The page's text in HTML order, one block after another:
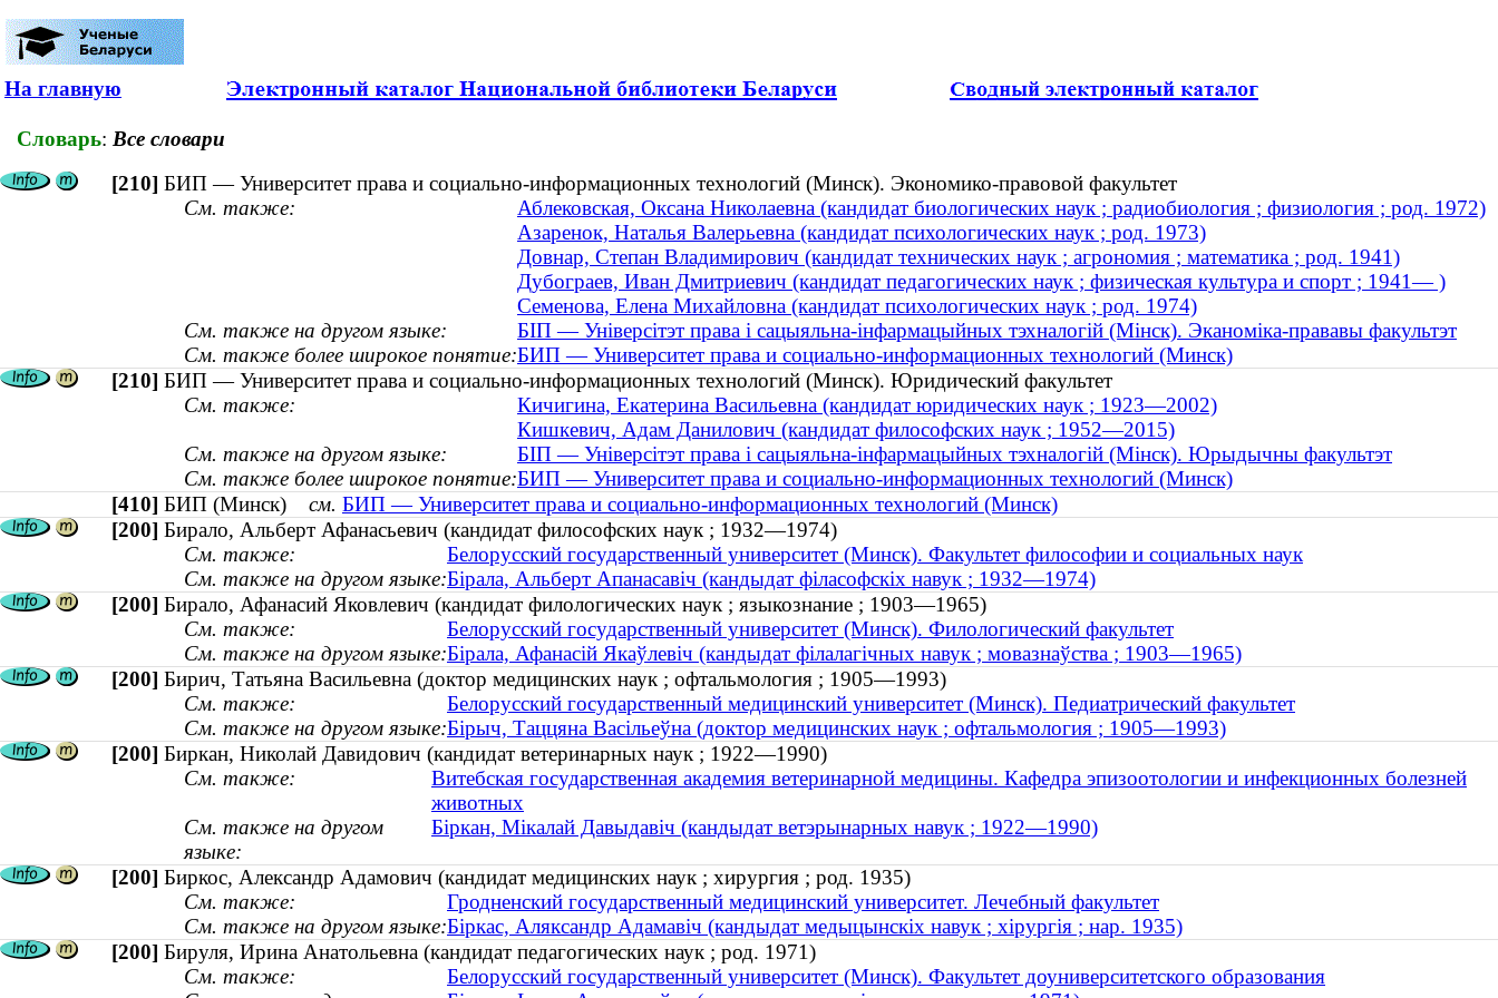
На главную
Словарь: Все словари
[210] БИП — Университет права и социально-информационных технологий (Минск). Экономико-правовой факультет
См. также:
Аблековская, Оксана Николаевна (кандидат биологических наук ; радиобиология ; физиология ; род. 1972)
Азаренок, Наталья Валерьевна (кандидат психологических наук ; род. 1973)
Довнар, Степан Владимирович (кандидат технических наук ; агрономия ; математика ; род. 1941)
Дубограев, Иван Дмитриевич (кандидат педагогических наук ; физическая культура и спорт ; 1941— )
Семенова, Елена Михайловна (кандидат психологических наук ; род. 1974)
См. также на другом языке:
БІП — Універсітэт права і сацыяльна-інфармацыйных тэхналогій (Мінск). Эканоміка-прававы факультэт
См. также более широкое понятие:БИП — Университет права и социально-информационных технологий (Минск)
[210] БИП — Университет права и социально-информационных технологий (Минск). Юридический факультет
См. также:
Кичигина, Екатерина Васильевна (кандидат юридических наук ; 1923—2002)
Кишкевич, Адам Данилович (кандидат философских наук ; 1952—2015)
См. также на другом языке:
БІП — Універсітэт права і сацыяльна-інфармацыйных тэхналогій (Мінск). Юрыдычны факультэт
См. также более широкое понятие:БИП — Университет права и социально-информационных технологий (Минск)
[410] БИП (Минск) см. БИП — Университет права и социально-информационных технологий (Минск)
[200] Бирало, Альберт Афанасьевич (кандидат философских наук ; 1932—1974)
См. также:
Белорусский государственный университет (Минск). Факультет философии и социальных наук
См. также на другом языке:Бірала, Альберт Апанасавіч (кандыдат філасофскіх навук ; 1932—1974)
[200] Бирало, Афанасий Яковлевич (кандидат филологических наук ; языкознание ; 1903—1965)
См. также:
Белорусский государственный университет (Минск). Филологический факультет
См. также на другом языке:Бірала, Афанасій Якаўлевіч (кандыдат філалагічных навук ; мовазнаўства ; 1903—1965)
[200] Бирич, Татьяна Васильевна (доктор медицинских наук ; офтальмология ; 1905—1993)
См. также:
Белорусский государственный медицинский университет (Минск). Педиатрический факультет
См. также на другом языке:Бірыч, Таццяна Васільеўна (доктор медицинских наук ; офтальмология ; 1905—1993)
[200] Биркан, Николай Давидович (кандидат ветеринарных наук ; 1922—1990)
См. также:
Витебская государственная академия ветеринарной медицины. Кафедра эпизоотологии и инфекционных болезней
животных
См. также на другом
языке:
Біркан, Мікалай Давыдавіч (кандыдат ветэрынарных навук ; 1922—1990)
[200] Биркос, Александр Адамович (кандидат медицинских наук ; хирургия ; род. 1935)
См. также:
Гродненский государственный медицинский университет. Лечебный факультет
См. также на другом языке:Біркас, Аляксандр Адамавіч (кандыдат медыцынскіх навук ; хірургія ; нар. 1935)
[200] Бируля, Ирина Анатольевна (кандидат педагогических наук ; род. 1971)
См. также:
Белорусский государственный университет (Минск). Факультет доуниверситетского образования